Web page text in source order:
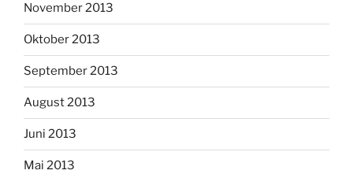
November 2013
Oktober 2013
September 2013
August 2013
Juni 2013
Mai 2013